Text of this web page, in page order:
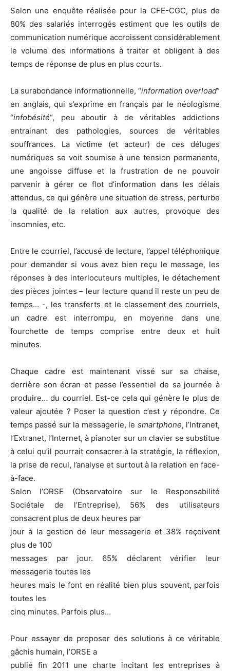
Selon une enquête réalisée pour la CFE-CGC, plus de
80% des salariés interrogés estiment que les outils de
communication numérique accroissent considérablement
le volume des informations à traiter et obligent à des
temps de réponse de plus en plus courts.
La surabondance informationnelle, “information overload”
en anglais, qui s’exprime en français par le néologisme
“infobésité“, peu aboutir à de véritables addictions
entrainant des pathologies, sources de véritables
souffrances. La victime (et acteur) de ces déluges
numériques se voit soumise à une tension permanente,
une angoisse diffuse et la frustration de ne pouvoir
parvenir à gérer ce flot d’information dans les délais
attendus, ce qui génère une situation de stress, perturbe
la qualité de la relation aux autres, provoque des
insomnies, etc.
Entre le courriel, l’accusé de lecture, l’appel téléphonique
pour demander si vous avez bien reçu le message, les
réponses à des interlocuteurs multiples, le détachement
des pièces jointes – leur lecture quand il reste un peu de
temps… -, les transferts et le classement des courriels,
un cadre est interrompu, en moyenne dans une
fourchette de temps comprise entre deux et huit
minutes.
Chaque cadre est maintenant vissé sur sa chaise,
derrière son écran et passe l’essentiel de sa journée à
produire… du courriel. Est-ce cela qui génère le plus de
valeur ajoutée ? Poser la question c’est y répondre. Ce
temps passé sur la messagerie, le smartphone, l’Intranet,
l’Extranet, l’Internet, à pianoter sur un clavier se substitue
à celui qu’il pourrait consacrer à la stratégie, la réflexion,
la prise de recul, l’analyse et surtout à la relation en face-
à-face.
Selon l’ORSE (Observatoire sur le Responsabilité
Sociétale de l’Entreprise), 56% des utilisateurs
consacrent plus de deux heures par
jour à la gestion de leur messagerie et 38% reçoivent
plus de 100
messages par jour. 65% déclarent vérifier leur
messagerie toutes les
heures mais le font en réalité bien plus souvent, parfois
toutes les
cinq minutes. Parfois plus…
Pour essayer de proposer des solutions à ce véritable
gâchis humain, l’ORSE a
publié fin 2011 une charte incitant les entreprises à